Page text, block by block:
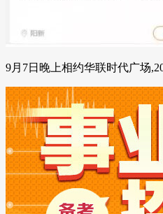
9月7日晚上相约华联时代广场